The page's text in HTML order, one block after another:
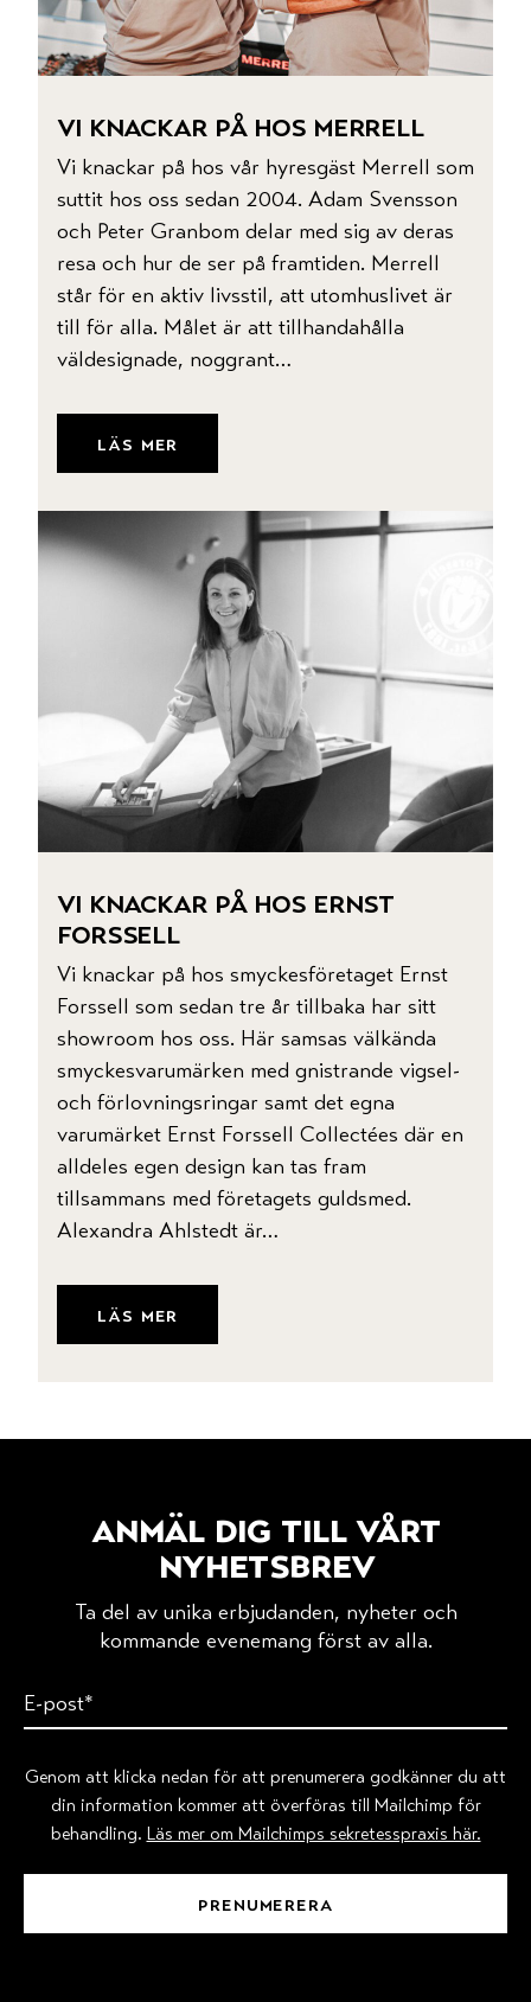
boka nu
hotell
mat & dryck
butiker
kontorslokaler
fest & bröllop
hälsa
evenemang
aktiviteter
inför ditt besök
om nääs fabriker
presentkort
kontakt
vi knackar på hos merrell
Vi knackar på hos vår hyresgäst Merrell som
suttit hos oss sedan 2004. Adam Svensson
och Peter Granbom delar med sig av deras
resa och hur de ser på framtiden. Merrell
står för en aktiv livsstil, att utomhuslivet är
till för alla. Målet är att tillhandahålla
väldesignade, noggrant…
läs mer
vi knackar på hos ernst
forssell
Vi knackar på hos smyckesföretaget Ernst
Forssell som sedan tre år tillbaka har sitt
showroom hos oss. Här samsas välkända
smyckesvarumärken med gnistrande vigsel-
och förlovningsringar samt det egna
varumärket Ernst Forssell Collectées där en
alldeles egen design kan tas fram
tillsammans med företagets guldsmed.
Alexandra Ahlstedt är…
läs mer
anmäl dig till vårt
nyhetsbrev
Ta del av unika erbjudanden, nyheter och
kommande evenemang först av alla.
Genom att klicka nedan för att prenumerera godkänner du att
din information kommer att överföras till Mailchimp för
behandling. Läs mer om Mailchimps sekretesspraxis här.